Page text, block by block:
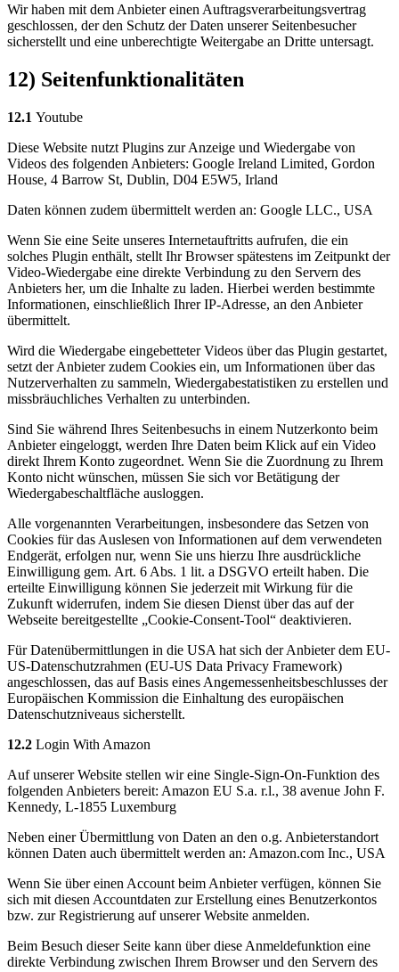
Wir haben mit dem Anbieter einen Auftragsverarbeitungsvertrag
geschlossen, der den Schutz der Daten unserer Seitenbesucher
sicherstellt und eine unberechtigte Weitergabe an Dritte untersagt.
12) Seitenfunktionalitäten
12.1 Youtube
Diese Website nutzt Plugins zur Anzeige und Wiedergabe von
Videos des folgenden Anbieters: Google Ireland Limited, Gordon
House, 4 Barrow St, Dublin, D04 E5W5, Irland
Daten können zudem übermittelt werden an: Google LLC., USA
Wenn Sie eine Seite unseres Internetauftritts aufrufen, die ein
solches Plugin enthält, stellt Ihr Browser spätestens im Zeitpunkt der
Video-Wiedergabe eine direkte Verbindung zu den Servern des
Anbieters her, um die Inhalte zu laden. Hierbei werden bestimmte
Informationen, einschließlich Ihrer IP-Adresse, an den Anbieter
übermittelt.
Wird die Wiedergabe eingebetteter Videos über das Plugin gestartet,
setzt der Anbieter zudem Cookies ein, um Informationen über das
Nutzerverhalten zu sammeln, Wiedergabestatistiken zu erstellen und
missbräuchliches Verhalten zu unterbinden.
Sind Sie während Ihres Seitenbesuchs in einem Nutzerkonto beim
Anbieter eingeloggt, werden Ihre Daten beim Klick auf ein Video
direkt Ihrem Konto zugeordnet. Wenn Sie die Zuordnung zu Ihrem
Konto nicht wünschen, müssen Sie sich vor Betätigung der
Wiedergabeschaltfläche ausloggen.
Alle vorgenannten Verarbeitungen, insbesondere das Setzen von
Cookies für das Auslesen von Informationen auf dem verwendeten
Endgerät, erfolgen nur, wenn Sie uns hierzu Ihre ausdrückliche
Einwilligung gem. Art. 6 Abs. 1 lit. a DSGVO erteilt haben. Die
erteilte Einwilligung können Sie jederzeit mit Wirkung für die
Zukunft widerrufen, indem Sie diesen Dienst über das auf der
Webseite bereitgestellte „Cookie-Consent-Tool“ deaktivieren.
Für Datenübermittlungen in die USA hat sich der Anbieter dem EU-
US-Datenschutzrahmen (EU-US Data Privacy Framework)
angeschlossen, das auf Basis eines Angemessenheitsbeschlusses der
Europäischen Kommission die Einhaltung des europäischen
Datenschutzniveaus sicherstellt.
12.2 Login With Amazon
Auf unserer Website stellen wir eine Single-Sign-On-Funktion des
folgenden Anbieters bereit: Amazon EU S.a. r.l., 38 avenue John F.
Kennedy, L-1855 Luxemburg
Neben einer Übermittlung von Daten an den o.g. Anbieterstandort
können Daten auch übermittelt werden an: Amazon.com Inc., USA
Wenn Sie über einen Account beim Anbieter verfügen, können Sie
sich mit diesen Accountdaten zur Erstellung eines Benutzerkontos
bzw. zur Registrierung auf unserer Website anmelden.
Beim Besuch dieser Seite kann über diese Anmeldefunktion eine
direkte Verbindung zwischen Ihrem Browser und den Servern des